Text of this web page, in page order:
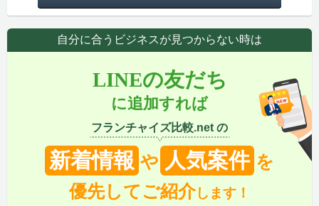
自分に合うビジネスが見つからない時は
LINEの友だち
に追加すれば
フランチャイズ比較.net の
新着情報 や 人気案件 を
優先してご紹介します！